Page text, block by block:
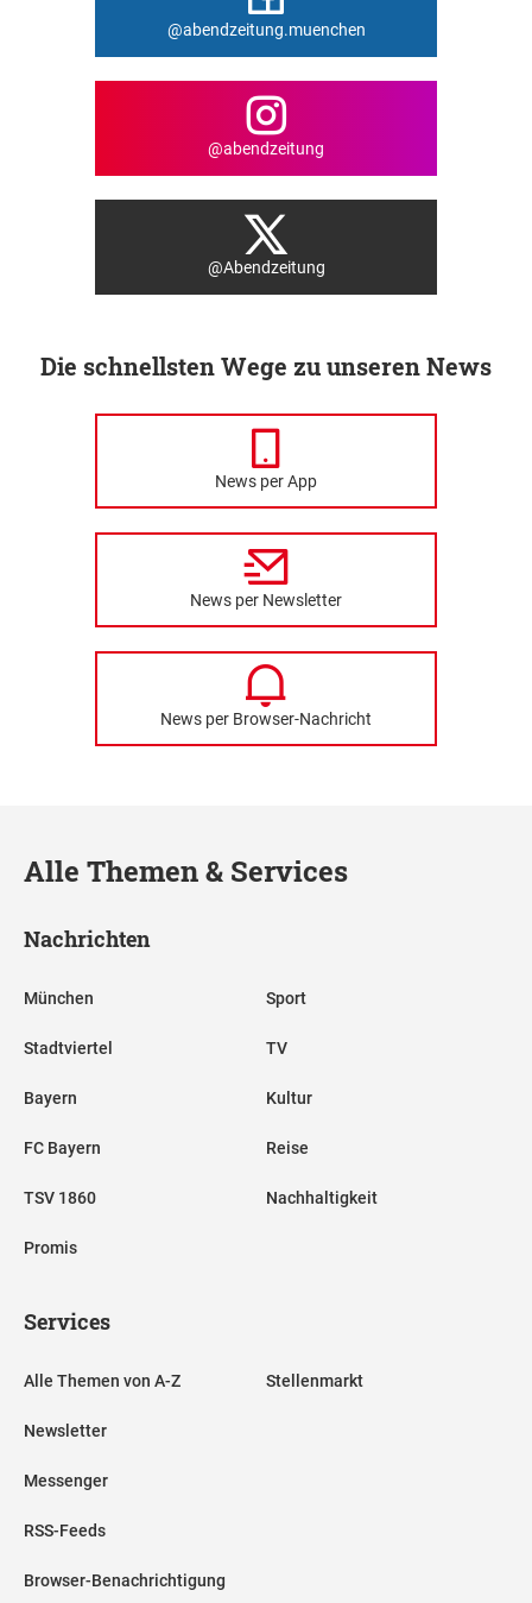
@abendzeitung.muenchen
@abendzeitung
@Abendzeitung
Die schnellsten Wege zu unseren News
News per App
News per Newsletter
News per Browser-Nachricht
Alle Themen & Services
Nachrichten
München
Stadtviertel
Bayern
FC Bayern
TSV 1860
Promis
Sport
TV
Kultur
Reise
Nachhaltigkeit
Services
Alle Themen von A-Z
Newsletter
Messenger
RSS-Feeds
Browser-Benachrichtigung
Stellenmarkt